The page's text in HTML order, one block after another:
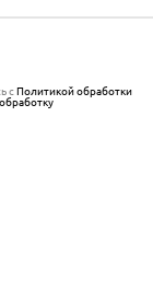
сПолитикой обработки